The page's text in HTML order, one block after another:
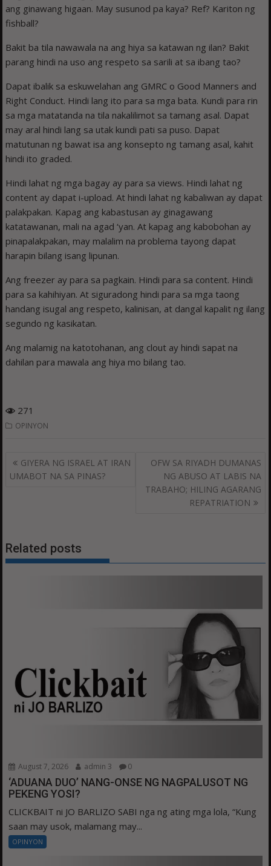
ang ginawang higaan. May susunod pa kaya? Ref? Kariton ng
fishball?
Bakit ba tila nawawala na ang hiya sa katawan ng ilan? Bakit
parang hindi na uso ang respeto sa sarili at sa ibang tao?
Dapat ibalik sa eskuwelahan ang GMRC o Good Manners and
Right Conduct. Hindi lang ito para sa mga bata. Kundi para rin
sa mga matatanda na tila nakalilimot sa tamang asal. Dapat
may aral hindi lang sa utak kundi pati sa puso. Dapat
matutunan ng bawat isa ang konsepto ng tamang asal, kahit
hindi ito graded.
Hindi lahat ng mga bagay ay para sa views. Hindi lahat ng
content ay dapat i-upload. At hindi lahat ng kabaliwan ay dapat
palakpakan. Kapag ang kabastusan ay ginagawang
katatawanan, mali na agad ‘yan. At kapag ang kabobohan ay
pinapalakpakan, may malalim na problema tayong dapat
harapin bilang isang lipunan.
Ang freezer ay para sa pagkain. Hindi para sa content. Hindi
para sa kahihiyan. At siguradong hindi para sa mga taong
handang isugal ang respeto, kalinisan, at dangal kapalit ng ilang
segundo ng kasikatan.
Ang malamig na katotohanan, ang clout ay hindi sapat na
dahilan para mawala ang hiya mo bilang tao.
271
OPINYON
Post
navigation
GIYERA NG ISRAEL AT IRAN
UMABOT NA SA PINAS?
OFW SA RIYADH DUMANAS
NG ABUSO AT LABIS NA
TRABAHO; HILING AGARANG
REPATRIATION
Related posts
August 7, 2026 admin 3 0
‘ADUANA DUO’ NANG-ONSE NG NAGPALUSOT NG
PEKENG YOSI?
CLICKBAIT ni JO BARLIZO SABI nga ng ating mga lola, “Kung
saan may usok, malamang may...
OPINYON